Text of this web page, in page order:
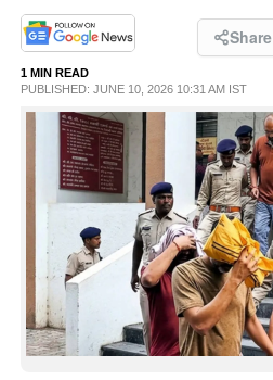
PHOTOS
LIFESTYLE
SPIRITUAL
INFO+
ART
ASTRO
Share
1 MIN READ
PUBLISHED: JUNE 10, 2026 10:31 AM IST